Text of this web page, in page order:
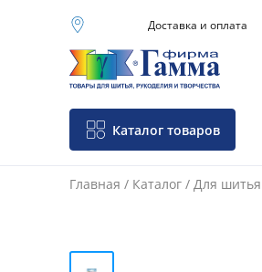
Москва (основной
склад)
Санкт-Петербург
Нижний Новгород
Доставка и оплата
Каталог товаров
Главная / Каталог / Для шитья